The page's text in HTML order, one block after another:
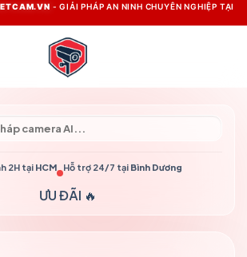
- GIẢI PHÁP AN NINH CHUYÊN NGHIỆP TẠI
2H tại HCM Hỗ trợ 24/7 tại Bình Dương
ƯU ĐÃI 🔥